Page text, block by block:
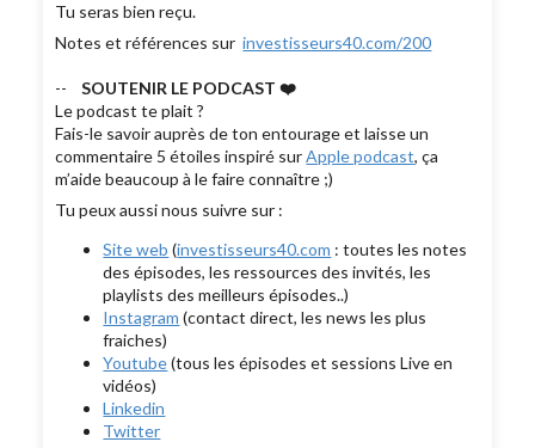
Tu seras bien reçu.
Notes et références sur investisseurs40.com/200
--SOUTENIR LE PODCAST ❤️
Le podcast te plait ?
Fais-le savoir auprès de ton entourage et laisse un
commentaire 5 étoiles inspiré surApple podcast, ça
m’aide beaucoup à le faire connaître ;)
Tu peux aussi nous suivre sur :
Site web (investisseurs40.com : toutes les notes
des épisodes, les ressources des invités, les
playlists des meilleurs épisodes..)
Instagram (contact direct, les news les plus
fraiches)
Youtube(tous les épisodes et sessions Live en
vidéos)
Linkedin
Twitter